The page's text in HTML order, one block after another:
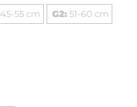
45-55 cm G2:51-60 cm